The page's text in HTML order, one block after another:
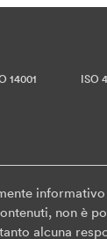
14001 ISO
non è
alcuna